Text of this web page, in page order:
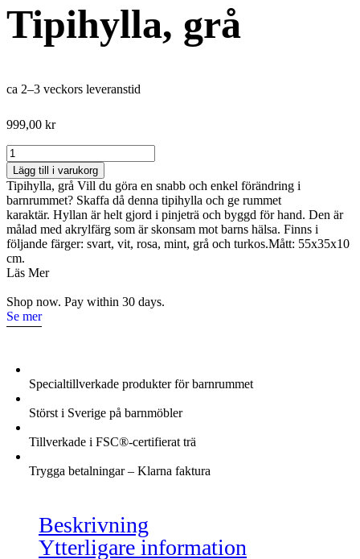
Tipihylla, grå
ca 2–3 veckors leveranstid
999,00 kr
Tipihylla,
grå
mängd
Lägg till i varukorg
Tipihylla, grå Vill du göra en snabb och enkel förändring i
barnrummet? Skaffa då denna tipihylla och ge rummet
karaktär. Hyllan är helt gjord i pinjeträ och byggd för hand. Den är
målad med akrylfärg som är skonsam mot barns hälsa. Finns i
följande färger: svart, vit, rosa, mint, grå och turkos.Mått: 55x35x10
cm.
Läs Mer
Shop now. Pay within 30 days.
Se mer
Specialtillverkade produkter för barnrummet
Störst i Sverige på barnmöbler
Tillverkade i FSC®-certifierat trä
Trygga betalningar – Klarna faktura
Beskrivning
Ytterligare information